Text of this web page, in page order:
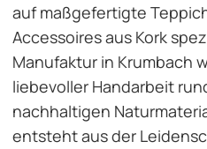
auf maßgefertigte
Accessoires aus Kork
Manufaktur in Krumbach
liebevoller Handarbeit
nachhaltigen
entsteht aus der